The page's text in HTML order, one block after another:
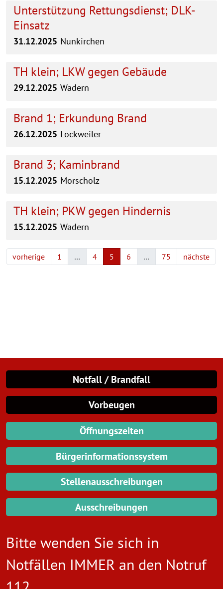
Unterstützung Rettungsdienst; DLK-
Einsatz
31.12.2025 Nunkirchen
TH klein; LKW gegen Gebäude
29.12.2025 Wadern
Brand 1; Erkundung Brand
26.12.2025 Lockweiler
Brand 3; Kaminbrand
15.12.2025 Morscholz
TH klein; PKW gegen Hindernis
15.12.2025 Wadern
vorherige 1 … 4 5 6 … 75 nächste
Notfall / Brandfall
Vorbeugen
Öffnungszeiten
Bürgerinformationssystem
Stellenausschreibungen
Ausschreibungen
Bitte wenden Sie sich in
Notfällen IMMER an den Notruf